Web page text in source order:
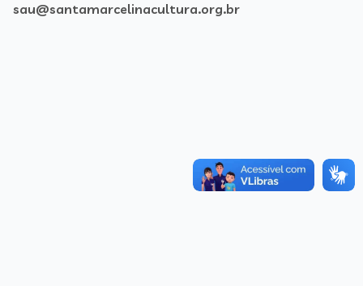
sau@santamarcelinacultura.org.br